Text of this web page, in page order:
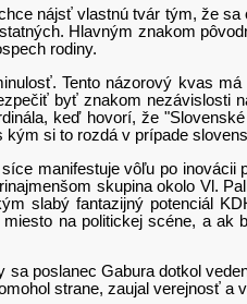
vlastnú tvár tým, že sa
Hlavným znakom
rodiny.
Tento názorový kvas má
byť znakom nezávislosti
keď hovorí, že
si to rozdá v prípade
vôľu po inovácii
skupina okolo Vl.
slabý fantazijný potenciál
na politickej scéne, a
Gabura dotkol
strane, zaujal verejnosť